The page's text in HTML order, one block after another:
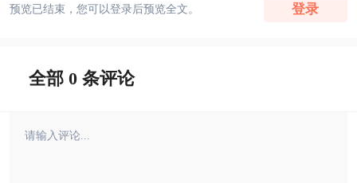
预览已结束，您可以登录后预览全文。 登录
全部 0 条评论